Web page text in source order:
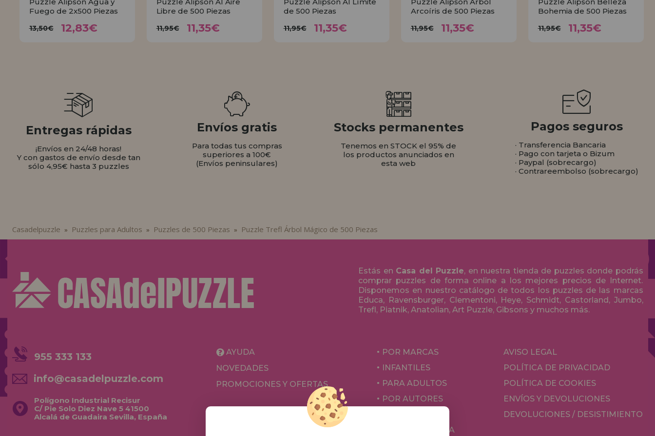
Fuego de 2x500 Piezas
13,50€ 12,83€
Libre de 500 Piezas
11,95€ 11,35€
de 500 Piezas
11,95€ 11,35€
Arcoíris de 500 Piezas
11,95€ 11,35€
Bohemia de 500 Piezas
11,95€ 11,35€
Entregas rápidas
¡Envíos en 24/48 horas!
Y con gastos de envío desde tan
sólo 4,95€ hasta 3 puzzles
Envíos gratis
Para todas tus compras
superiores a 100€
(Envíos peninsulares)
Stocks permanentes
Tenemos en STOCK el 95% de
los productos anunciados en
esta web
Pagos seguros
· Transferencia Bancaria
· Pago con tarjeta o Bizum
· Paypal (sobrecargo)
· Contrareembolso (sobrecargo)
Casadelpuzzle » Puzzles para Adultos » Puzzles de 500 Piezas » Puzzle Trefl Árbol Mágico de 500 Piezas
Estás en Casa del Puzzle, en nuestra tienda de puzzles donde podrás
comprar puzzles de forma online a los mejores precios de Internet.
Disponemos en nuestro catálogo de todos los puzzles de las marcas
Educa, Ravensburger, Clementoni, Heye, Schmidt, Castorland, Jumbo,
Trefl, Piatnik, Anatolian, Art Puzzle, Gibsons y muchos más.
955 333 133
info@casadelpuzzle.com
Polígono Industrial Recisur
C/ Pie Solo Diez Nave 5 41500
Alcalá de Guadaira Sevilla, España
AYUDA
NOVEDADES
PROMOCIONES Y OFERTAS
POR MARCAS
INFANTILES
PARA ADULTOS
POR AUTORES
JUEGOS DE MESA
AVISO LEGAL
POLÍTICA DE PRIVACIDAD
POLÍTICA DE COOKIES
ENVÍOS Y DEVOLUCIONES
DEVOLUCIONES / DESISTIMIENTO